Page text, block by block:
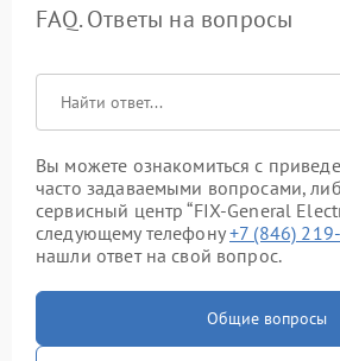
FAQ. Ответы на вопросы
Вы можете ознакомиться с
часто задаваемыми вопросами,
сервисный центр “FIX-General
следующему телефону+7 (846)
нашли ответ на свой вопрос.
Общие вопросы